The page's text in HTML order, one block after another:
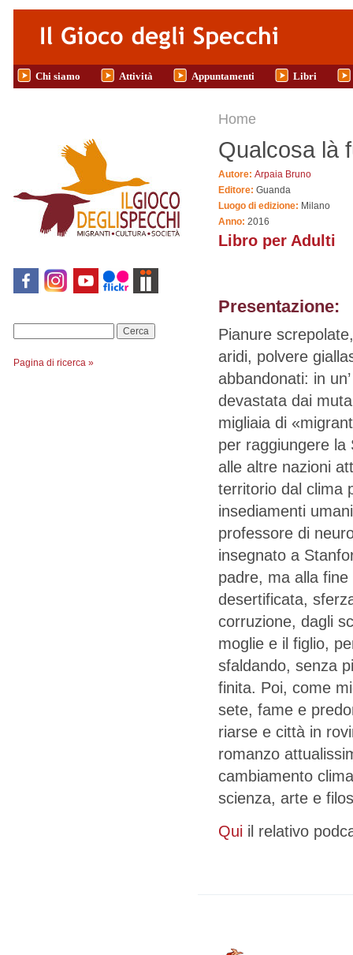
Salta al contenuto principale
Chi siamo Attività Appuntamenti Libri
Pagina di ricerca »
Tu sei qui
Home
Qualcosa là
Autore: Arpaia Bruno
Editore: Guanda
Luogo di edizione: Milano
Anno: 2016
Libro per Adulti
Presentazione:
Pianure
aridi, polvere
abbandonati: in
devastata dai
migliaia di
per raggiungere la
alle altre nazioni
territorio dal clima
insediamenti
professore di
insegnato a
padre, ma alla
desertificata,
corruzione, dagli
moglie e il figlio,
sfaldando, senza
finita. Poi, come
sete, fame e
riarse e città in
romanzo
cambiamento
scienza, arte e
Qui il relativo